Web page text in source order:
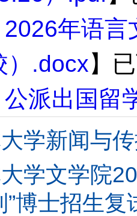
2026年语
）.docx】
公派出国留
学新闻与
学文学院
”博士招生复